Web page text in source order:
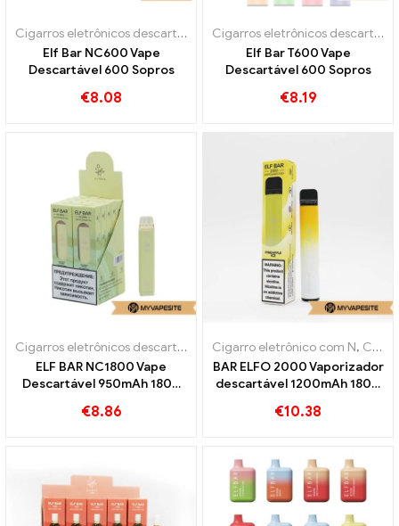
Cigarros eletrônicos descartáveis
Elf Bar NC600 Vape
Descartável 600 Sopros
€8.08
Cigarros eletrônicos descartáveis
Elf Bar T600 Vape
Descartável 600 Sopros
€8.19
Cigarros eletrônicos descartáveis
ELF BAR NC1800 Vape
Descartável 950mAh 1800
baforadas
€8.86
Cigarro eletrônico com N, Cigarros eletrônicos descartáveis
BAR ELFO 2000 Vaporizador
descartável 1200mAh 1800
€10.38